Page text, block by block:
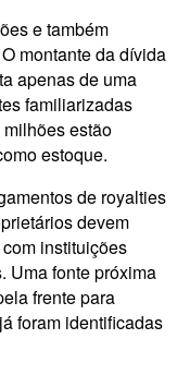
e também
montante da dívida
apenas de uma
familiarizadas
estão
estoque.
de royalties
devem
instituições
Uma fonte próxima
frente para
foram identificadas